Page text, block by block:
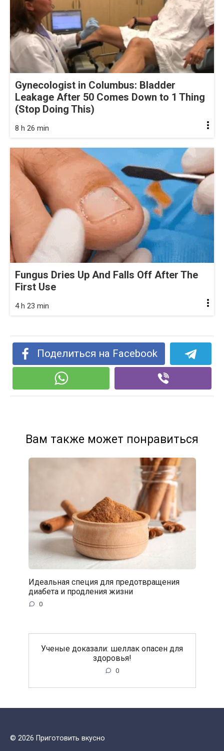
Gynecologist in Columbus: Bladder
Leakage After 50 Comes Down to 1 Thing
(Stop Doing This)
8 h 26 min
Fungus Dries Up And Falls Off After The
First Use
4 h 23 min
Поделиться на Facebook
Вам также может понравиться
Идеальная специя для предотвращения
диабета и продления жизни
0
Ученые доказали: шеллак опасен для
здоровья!
0
© 2026 Приготовить вкусно